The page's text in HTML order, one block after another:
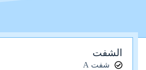
الشفت
شفت A